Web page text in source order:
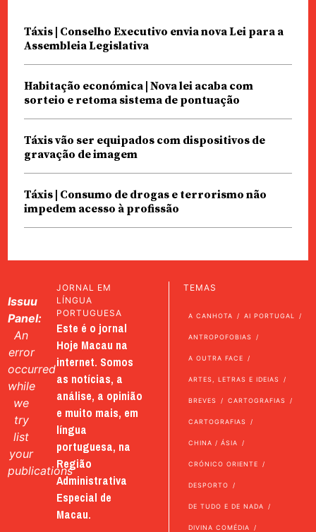
Táxis | Conselho Executivo envia nova Lei para a
Assembleia Legislativa
Habitação económica | Nova lei acaba com
sorteio e retoma sistema de pontuação
Táxis vão ser equipados com dispositivos de
gravação de imagem
Táxis | Consumo de drogas e terrorismo não
impedem acesso à profissão
Issuu
Panel:
An
error
occurred
while
we
try
list
your
publications
JORNAL EM
LÍNGUA
PORTUGUESA
Este é o jornal
Hoje Macau na
internet. Somos
as notícias, a
análise, a opinião
e muito mais, em
língua
portuguesa, na
Região
Administrativa
Especial de
Macau.
TEMAS
A CANHOTA AI PORTUGAL
ANTROPOFOBIAS
A OUTRA FACE
ARTES, LETRAS E IDEIAS
BREVES CARTOGRAFIAS
CARTOGRAFIAS
CHINA / ÁSIA
CRÓNICO ORIENTE
DESPORTO
DE TUDO E DE NADA
DIVINA COMÉDIA